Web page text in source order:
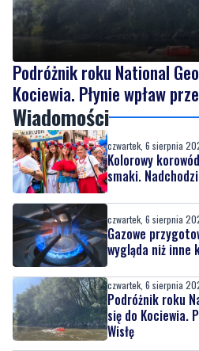
Podróżnik roku National
Kociewia. Płynie wpław
Wiadomości
czwartek, 6 sierpnia
Kolorowy
smaki.
czwartek, 6 sierpnia
Gazowe
wygląda niż inne
czwartek, 6 sierpnia
Podróżnik roku
się do Kociewia.
Wisłę